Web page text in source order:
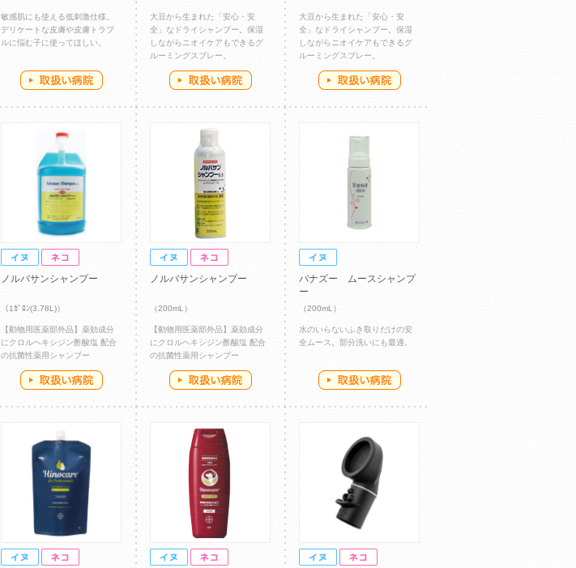
敏感肌にも使える低刺激仕様。
デリケートな皮膚や皮膚トラブ
ルに悩む子に使ってほしい。
大豆から生まれた「安心・安
全」なドライシャンプー。保湿
しながらニオイケアもできるグ
ルーミングスプレー。
大豆から生まれた「安心・安
全」なドライシャンプー。保湿
しながらニオイケアもできるグ
ルーミングスプレー。
ノルバサンシャンプー
（1ｶﾞﾛﾝ(3.78L)）
【動物用医薬部外品】薬効成分
にクロルヘキシジン酢酸塩 配合
の抗菌性薬用シャンプー
ノルバサンシャンプー
（200mL）
【動物用医薬部外品】薬効成分
にクロルヘキシジン酢酸塩 配合
の抗菌性薬用シャンプー
パナズー ムースシャンプ
ー
（200mL）
水のいらないふき取りだけの安
全ムース。部分洗いにも最適。